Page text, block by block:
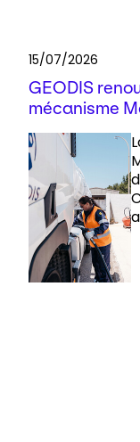
15/07/2026
GEODIS
mécanisme